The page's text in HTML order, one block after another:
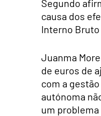
Segundo
causa dos
Interno Bruto
Juanma
de euros de
com a
autónoma
um problema